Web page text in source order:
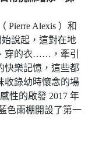
Pierre Alexis ）和
始說起，這對在地
穿的衣……，牽引
快樂記憶，這些都
收錄幼時懷念的場
性的啟發 2017 年
色雨棚開設了第一